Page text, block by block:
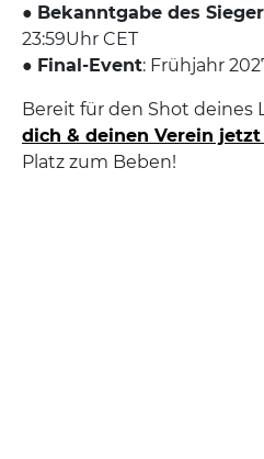
● Bekanntgabe des
23:59Uhr CET
● Final-Event: Frühjahr
Bereit für den Shot deines
dich & deinen Verein jetzt
Platz zum Beben!